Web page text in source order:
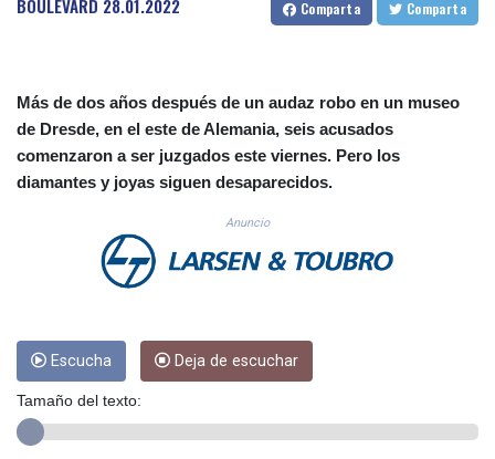
CUC 1.156136
DJF 205.267449
DKK 7.477932
DOP 67.289164
DZD 152.967099
ERN 17.342035
ETB 186.049588
GEL 3.017966
GGP 0.8566
GIP 0.8566
BOULEVARD 28.01.2022 Comparta Comparta
Más de dos años después de un audaz robo en un museo
de Dresde, en el este de Alemania, seis acusados
comenzaron a ser juzgados este viernes. Pero los
diamantes y joyas siguen desaparecidos.
Anuncio
Escucha Deja de escuchar
Tamaño del texto: